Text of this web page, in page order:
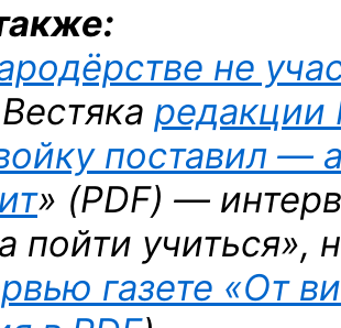
не
редакции
поставил —
» (PDF) —
пойти учиться»,
газете «От